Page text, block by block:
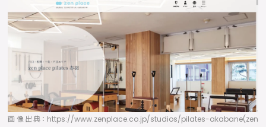
画像出典：https://www.zenplace.co.jp/studios/pilates-akabane(zen